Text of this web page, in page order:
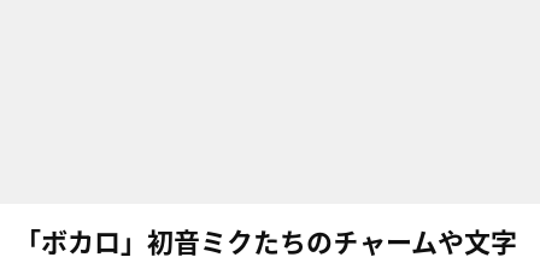
「ボカロ」初音ミクたちのチャームや文字